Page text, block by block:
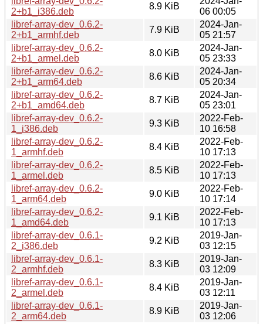
2+b1_i386.deb
8.9 KiB
06 00:05
libref-array-dev_0.6.2-
2+b1_armhf.deb
7.9 KiB
2024-Jan-
05 21:57
libref-array-dev_0.6.2-
2+b1_armel.deb
8.0 KiB
2024-Jan-
05 23:33
libref-array-dev_0.6.2-
2+b1_arm64.deb
8.6 KiB
2024-Jan-
05 20:34
libref-array-dev_0.6.2-
2+b1_amd64.deb
8.7 KiB
2024-Jan-
05 23:01
libref-array-dev_0.6.2-
1_i386.deb
9.3 KiB
2022-Feb-
10 16:58
libref-array-dev_0.6.2-
1_armhf.deb
8.4 KiB
2022-Feb-
10 17:13
libref-array-dev_0.6.2-
1_armel.deb
8.5 KiB
2022-Feb-
10 17:13
libref-array-dev_0.6.2-
1_arm64.deb
9.0 KiB
2022-Feb-
10 17:14
libref-array-dev_0.6.2-
1_amd64.deb
9.1 KiB
2022-Feb-
10 17:13
libref-array-dev_0.6.1-
2_i386.deb
9.2 KiB
2019-Jan-
03 12:15
libref-array-dev_0.6.1-
2_armhf.deb
8.3 KiB
2019-Jan-
03 12:09
libref-array-dev_0.6.1-
2_armel.deb
8.4 KiB
2019-Jan-
03 12:11
libref-array-dev_0.6.1-
2_arm64.deb
8.9 KiB
2019-Jan-
03 12:06